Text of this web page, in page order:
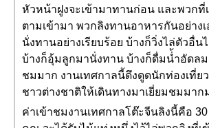
หัวหน้าฝูงจะเข้ามาทานก่อน และพวกที่
ตามเข้ามา พวกลิงทานอาหารกันอย่าง
นั่งทานอย่างเรียบร้อย บ้างก็วิ่งไล่ตัวอื่น
บ้างก็อุ้มลูกมานั่งทาน บ้างก็ดื่มน่้ำอัดล
ชมมาก งานเทศกาลนี้ดึงดูดนักท่องเที่ย
ชาวต่างชาติให้เดินทางมาเยี่ยมชมมาก
ค่าเข้าชมงานเทศกาลโต๊ะจีนลิงนี้คือ